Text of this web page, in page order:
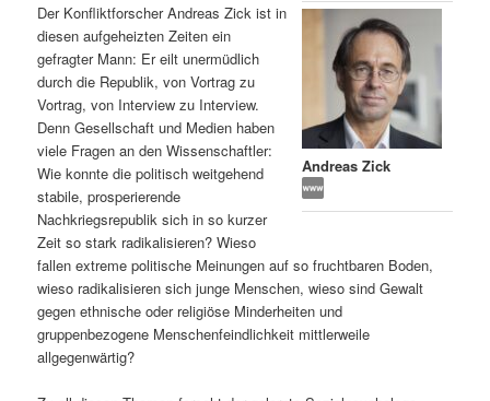
l
t
s
p
r
i
h
a
l
t
s
p
Andreas Zick
Der Konfliktforscher Andreas Zick ist in
diesen aufgeheizten Zeiten ein
gefragter Mann: Er eilt unermüdlich
durch die Republik, von Vortrag zu
Vortrag, von Interview zu Interview.
Denn Gesellschaft und Medien haben
viele Fragen an den Wissenschaftler:
Wie konnte die politisch weitgehend
stabile, prosperierende
Nachkriegsrepublik sich in so kurzer
Zeit so stark radikalisieren? Wieso
fallen extreme politische Meinungen auf so fruchtbaren Boden,
wieso radikalisieren sich junge Menschen, wieso sind Gewalt
gegen ethnische oder religiöse Minderheiten und
gruppenbezogene Menschenfeindlichkeit mittlerweile
allgegenwärtig?